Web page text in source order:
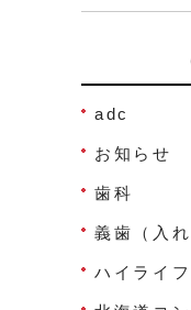
adc
お知らせ
歯科
義歯（入れ
ハイライ